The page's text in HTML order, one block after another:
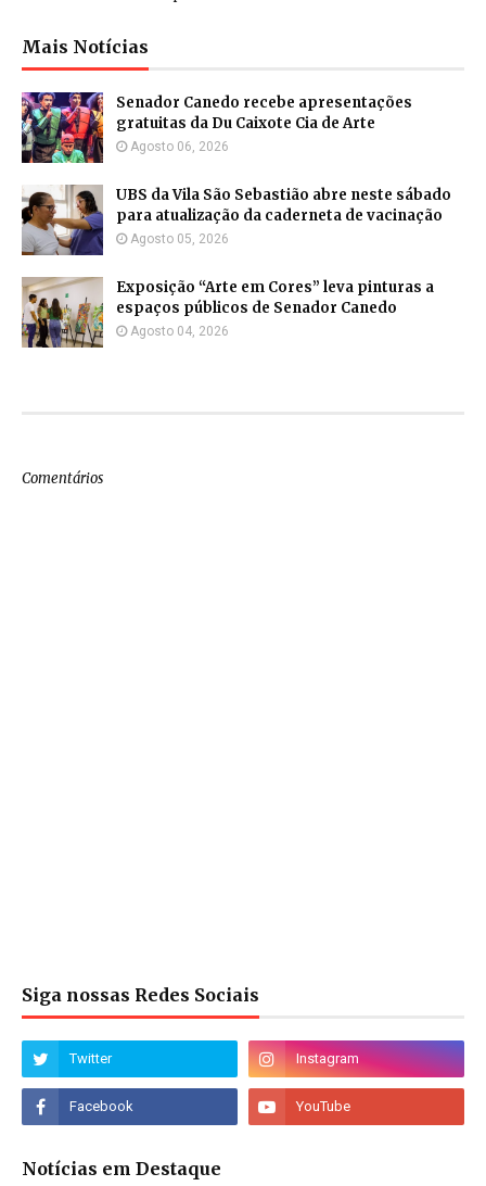
Mais Notícias
Senador Canedo recebe apresentações
gratuitas da Du Caixote Cia de Arte
Agosto 06, 2026
UBS da Vila São Sebastião abre neste sábado
para atualização da caderneta de vacinação
Agosto 05, 2026
Exposição “Arte em Cores” leva pinturas a
espaços públicos de Senador Canedo
Agosto 04, 2026
Comentários
Siga nossas Redes Sociais
Notícias em Destaque